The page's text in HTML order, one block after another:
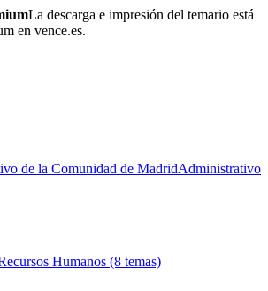
La descarga e impresión del temario está
en vence.es.
de la Comunidad de MadridAdministrativo
Humanos (8 temas)